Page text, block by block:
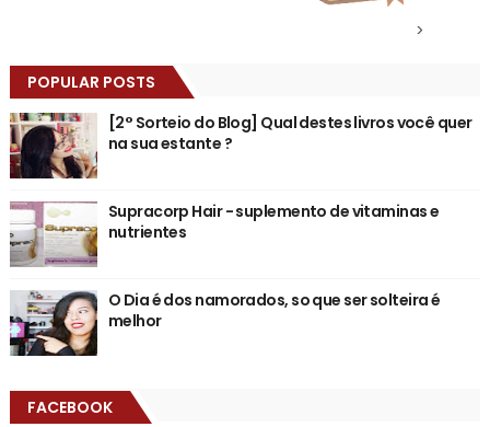
>
POPULAR POSTS
[2° Sorteio do Blog] Qual destes livros você quer
na sua estante ?
Supracorp Hair - suplemento de vitaminas e
nutrientes
O Dia é dos namorados, so que ser solteira é
melhor
FACEBOOK